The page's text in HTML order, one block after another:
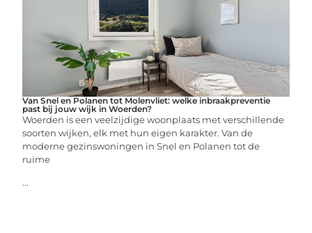
Van Snel en Polanen tot Molenvliet: welke inbraakpreventie
past bij jouw wijk in Woerden?
Woerden is een veelzijdige woonplaats met verschillende
soorten wijken, elk met hun eigen karakter. Van de
moderne gezinswoningen in Snel en Polanen tot de
ruime
...